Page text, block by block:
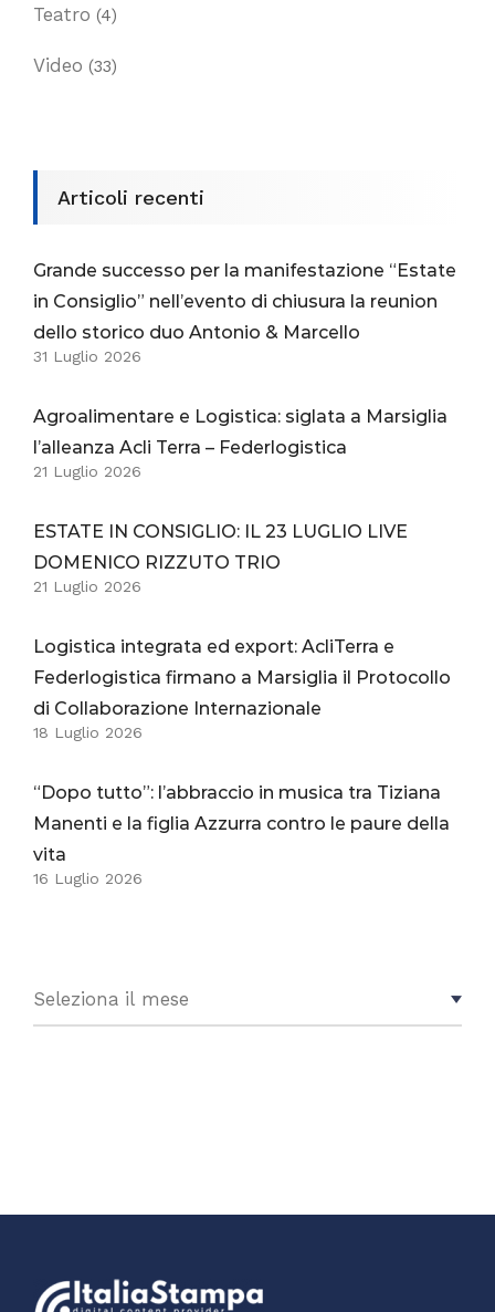
Teatro (4)
Video (33)
Articoli recenti
Grande successo per la manifestazione “Estate
in Consiglio” nell’evento di chiusura la reunion
dello storico duo Antonio & Marcello
31 Luglio 2026
Agroalimentare e Logistica: siglata a Marsiglia
l’alleanza Acli Terra – Federlogistica
21 Luglio 2026
ESTATE IN CONSIGLIO: IL 23 LUGLIO LIVE
DOMENICO RIZZUTO TRIO
21 Luglio 2026
Logistica integrata ed export: AcliTerra e
Federlogistica firmano a Marsiglia il Protocollo
di Collaborazione Internazionale
18 Luglio 2026
“Dopo tutto”: l’abbraccio in musica tra Tiziana
Manenti e la figlia Azzurra contro le paure della
vita
16 Luglio 2026